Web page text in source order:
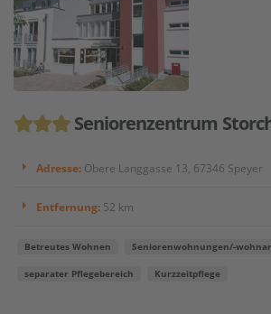
Seniorenzentrum
Adresse: Obere Langgasse 13, 67346 Speyer
Entfernung: 52 km
Betreutes Wohnen Seniorenwohnungen/-
separater Pflegebereich Kurzzeitpflege